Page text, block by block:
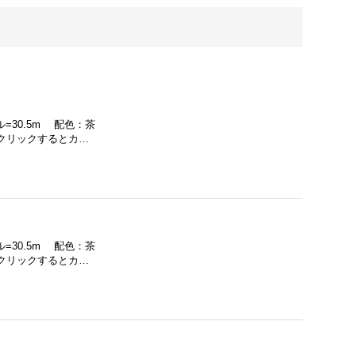
=30.5m 配色：茶
リックするとカ…
=30.5m 配色：茶
リックするとカ…